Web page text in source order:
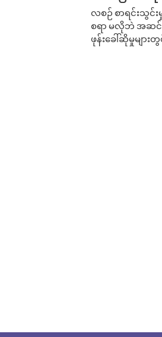
လစဉ် စာရင်းသွင်
စရာ မလိုဘဲ အဆင်
ဖုန်းခေါ်ဆိုမှုမျာ